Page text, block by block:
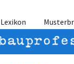
Lexikon